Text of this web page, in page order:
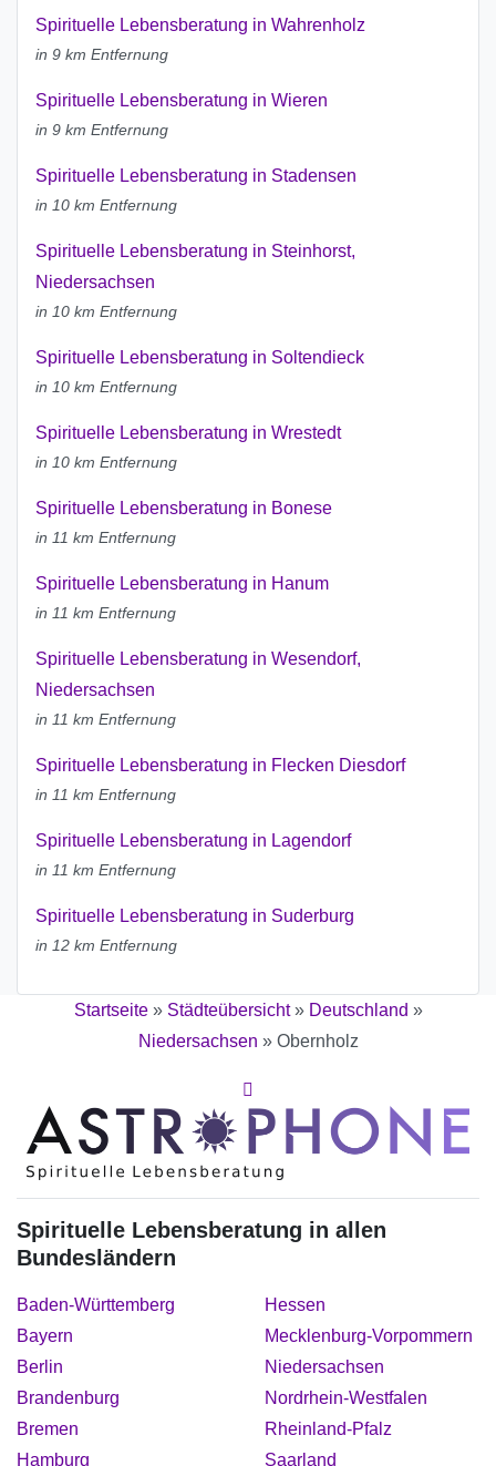
Spirituelle Lebensberatung in Wahrenholz
in 9 km Entfernung
Spirituelle Lebensberatung in Wieren
in 9 km Entfernung
Spirituelle Lebensberatung in Stadensen
in 10 km Entfernung
Spirituelle Lebensberatung in Steinhorst,
Niedersachsen
in 10 km Entfernung
Spirituelle Lebensberatung in Soltendieck
in 10 km Entfernung
Spirituelle Lebensberatung in Wrestedt
in 10 km Entfernung
Spirituelle Lebensberatung in Bonese
in 11 km Entfernung
Spirituelle Lebensberatung in Hanum
in 11 km Entfernung
Spirituelle Lebensberatung in Wesendorf,
Niedersachsen
in 11 km Entfernung
Spirituelle Lebensberatung in Flecken Diesdorf
in 11 km Entfernung
Spirituelle Lebensberatung in Lagendorf
in 11 km Entfernung
Spirituelle Lebensberatung in Suderburg
in 12 km Entfernung
Startseite» Städteübersicht» Deutschland »
Niedersachsen » Obernholz
Spirituelle Lebensberatung in allen
Bundesländern
Baden-Württemberg
Bayern
Berlin
Brandenburg
Bremen
Hamburg
Hessen
Mecklenburg-Vorpommern
Niedersachsen
Nordrhein-Westfalen
Rheinland-Pfalz
Saarland